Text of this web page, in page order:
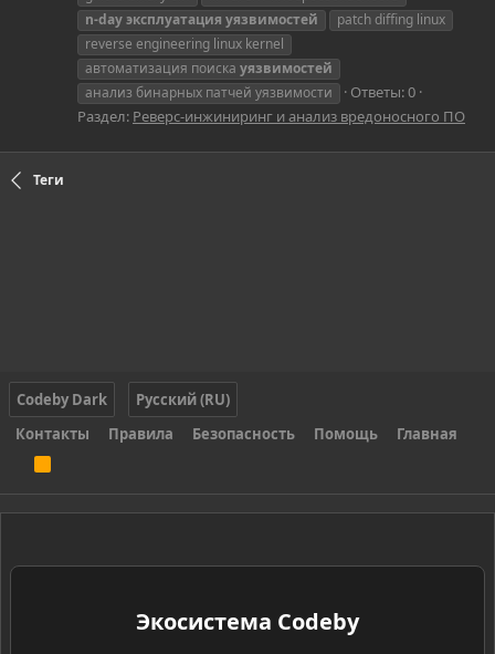
n-dayэксплуатация уязвимостей
patch diffing linux
reverse engineering linux kernel
автоматизация поиска уязвимостей
анализ бинарных патчей уязвимости
Ответы: 0
Раздел: Реверс-инжиниринг и анализ вредоносного ПО
Теги
Codeby Dark
Русский (RU)
Контакты
Правила Безопасность Помощь Главная
S
Экосистема Codeby